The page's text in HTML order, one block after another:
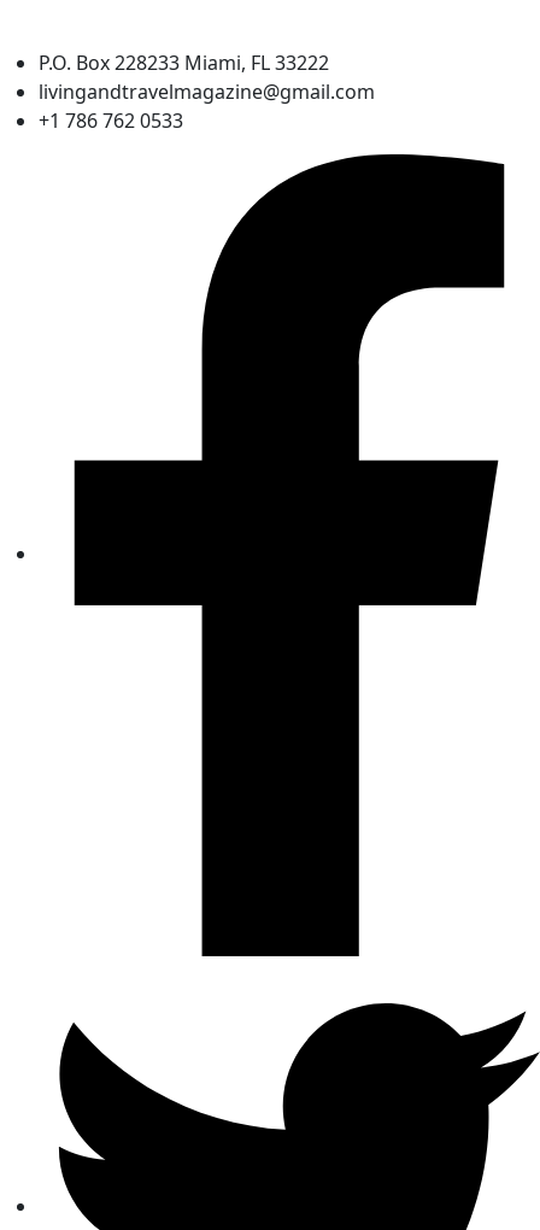
P.O. Box 228233 Miami, FL 33222
livingandtravelmagazine@gmail.com
+1 786 762 0533